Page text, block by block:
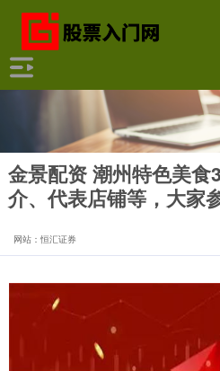
金景配资 潮州特色美食
介、代表店铺等，大家
网站：恒汇证券